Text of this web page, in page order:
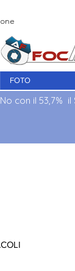
Culturale
FOTO
con il 53,7% il